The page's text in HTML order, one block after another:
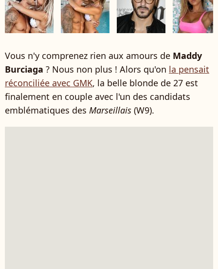
Vous n'y comprenez rien aux amours de Maddy
Burciaga ? Nous non plus ! Alors qu'on la pensait
réconciliée avec GMK, la belle blonde de 27 est
finalement en couple avec l'un des candidats
emblématiques des Marseillais (W9).